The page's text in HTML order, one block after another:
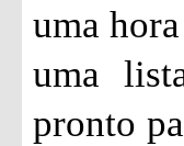
uma
uma
pronto